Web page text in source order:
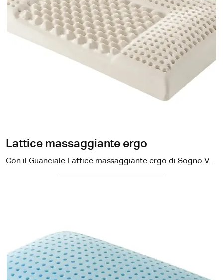
Lattice massaggiante ergo
Con il Guanciale Lattice massaggiante ergo di Sogno Veneto qui presente potrai favorire la distensione muscolare e anche una corretta respirazione.